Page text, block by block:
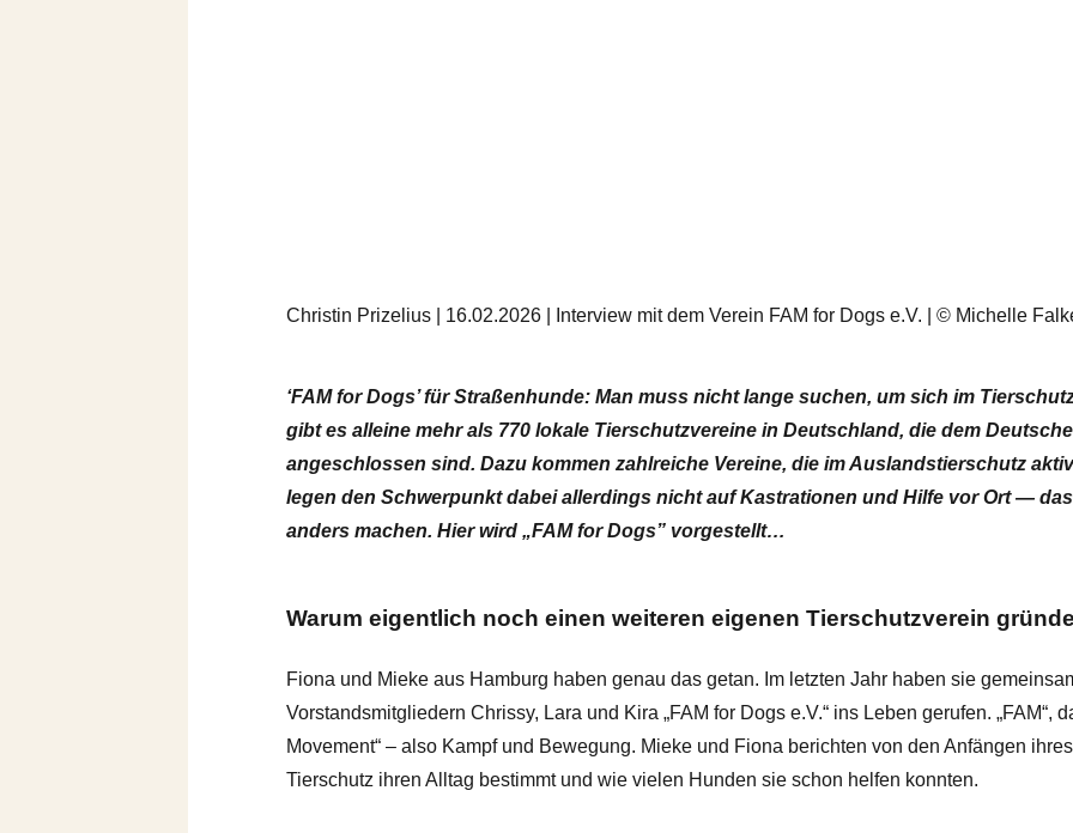
Christin Prizelius | 16.02.2026 | Interview mit dem Verein FAM for Dogs e.V. | © Michelle
‘FAM for Dogs’ für Straßenhunde: Man muss nicht lange suchen, um sich im
gibt es alleine mehr als 770 lokale Tierschutzvereine in Deutschland, die dem
angeschlossen sind. Dazu kommen zahlreiche Vereine, die im Auslandstierschutz
legen den Schwerpunkt dabei allerdings nicht auf Kastrationen und Hilfe vor Ort —
anders machen. Hier wird „FAM for Dogs” vorgestellt…
Warum eigentlich noch einen weiteren eigenen Tierschutzverein
Fiona und Mieke aus Hamburg haben genau das getan. Im letzten Jahr haben sie
Vorstandsmitgliedern Chrissy, Lara und Kira „FAM for Dogs e.V.“ ins Leben gerufen. „FAM“,
Movement“ – also Kampf und Bewegung. Mieke und Fiona berichten von den Anfängen
Tierschutz ihren Alltag bestimmt und wie vielen Hunden sie schon helfen konnten.